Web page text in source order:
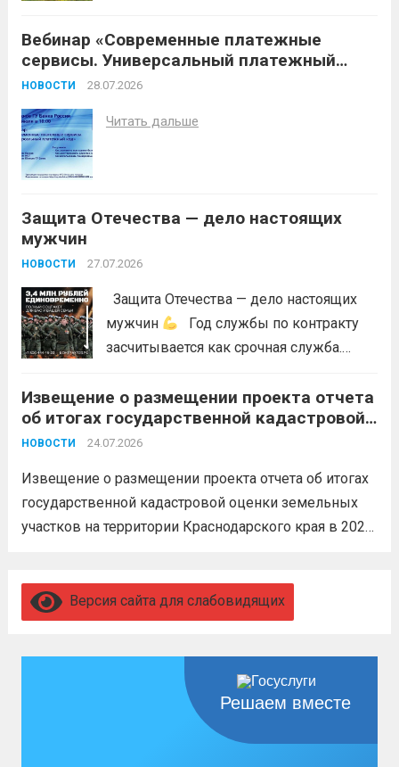
воздуха, отсутствие осадков,
порывистый ветер), в целях
недопущения ухудшения лесопожарной
возникновений чрезвычайных
Вебинар «Современные платежные
сервисы. Универсальный платежный
код»
НОВОСТИ 28.07.2026
Читать дальше
Защита Отечества — дело настоящих
мужчин
НОВОСТИ 27.07.2026
Защита Отечества — дело настоящих
мужчин
Год службы по контракту
засчитывается как срочная служба.
невозможен без вашего согласия,
увольнение по окончании срока
гарантировано. Регион предоставляет
бойцам множество мер поддержки:
3,4 млн рублей единовременно;...
Извещение о размещении проекта отчета
об итогах государственной кадастровой
оценки земельных участков на
году
НОВОСТИ 24.07.2026
Извещение о размещении проекта отчета об итогах
государственной кадастровой оценки земельных
участков на территории Краснодарского края в 2026
Версия сайта для слабовидящих
Решаем вместе